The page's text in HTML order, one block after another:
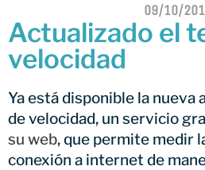
El
raíz
09/10/
Actualizado el
velocidad
Ya está disponible la nueva
de velocidad, un servicio
su web, que permite medir
conexión a internet de